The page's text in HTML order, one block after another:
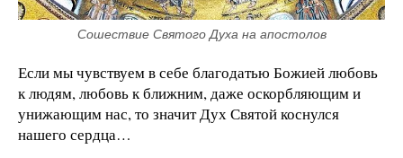
Сошествие Святого Духа на апостолов
Если мы чувствуем в себе благодатью Божией любовь
к людям, любовь к ближним, даже оскорбляющим и
унижающим нас, то значит Дух Святой коснулся
нашего сердца…